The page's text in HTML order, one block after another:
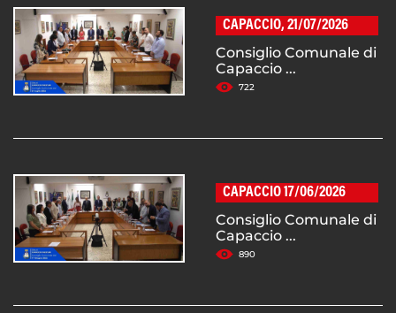
CAPACCIO, 21/07/2026
Consiglio Comunale di
Capaccio ...
722
CAPACCIO 17/06/2026
Consiglio Comunale di
Capaccio ...
890